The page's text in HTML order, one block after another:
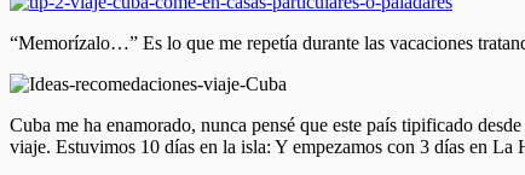
“Memorízalo…” Es lo que me repetía durante las vacaciones
Cuba me ha enamorado, nunca pensé que este país tipificado
viaje. Estuvimos 10 días en la isla: Y empezamos con 3 días en La